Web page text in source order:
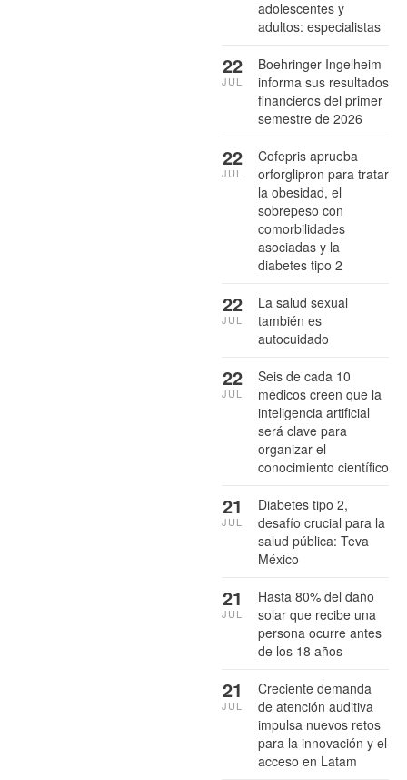
adolescentes y
adultos: especialistas
Boehringer Ingelheim
informa sus resultados
financieros del primer
semestre de 2026
22
JUL
Cofepris aprueba
orforglipron para tratar
la obesidad, el
sobrepeso con
comorbilidades
asociadas y la
diabetes tipo 2
22
JUL
La salud sexual
también es
autocuidado
22
JUL
Seis de cada 10
médicos creen que la
inteligencia artificial
será clave para
organizar el
conocimiento científico
22
JUL
Diabetes tipo 2,
desafío crucial para la
salud pública: Teva
México
21
JUL
Hasta 80% del daño
solar que recibe una
persona ocurre antes
de los 18 años
21
JUL
Creciente demanda
de atención auditiva
impulsa nuevos retos
para la innovación y el
acceso en Latam
21
JUL